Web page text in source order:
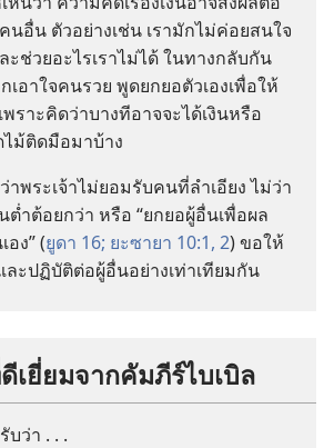
คนอื่น ตัวอย่างเช่น เรามักไม่ค่อยสนใจ
ะช่วยอะไรเราไม่ได้ ในทางกลับกัน
เอาใจคนรวย พูดยกยอตัวเองเพื่อให้
พราะคิดว่าบางทีอาจจะได้เงินหรือ
ไม้ติดมือมาบ้าง
ว่าพระเจ้าไม่ยอมรับคนที่ลำเอียง ไม่ว่า
ต่ำต้อยกว่า หรือ “ยกยอผู้อื่นเพื่อผล
เอง” (ยูดา 16; ยะซายา 10:1, 2) ขอให้
ละปฏิบัติต่อผู้อื่นอย่างเท่าเทียมกัน
ดีเยี่ยมจากคัมภีร์ไบเบิล
รับว่า . . .